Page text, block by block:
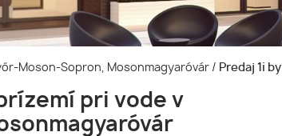
Moson-Sopron, Mosonmagyaróvár / Predaj 1i
pri vode v